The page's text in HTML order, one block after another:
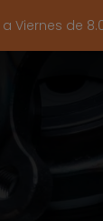
Viernes de